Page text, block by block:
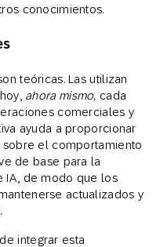
conocimientos.
teóricas. Las utilizan
ahora mismo, cada
comerciales y
ayuda a proporcionar
el comportamiento
de base para la
IA, de modo que los
actualizados y
integrar esta